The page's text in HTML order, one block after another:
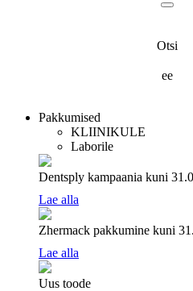
Otsi
ee
Pakkumised
KLIINIKULE
Laborile
Dentsply kampaania kuni
Lae alla
Zhermack pakkumine kuni
Lae alla
Uus toode